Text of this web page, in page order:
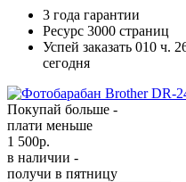
3 года гарантии
Ресурс 3000 страниц
Успей заказать 010 ч.
сегодня
Покупай больше -
плати меньше
1 500р.
в наличии -
получи в пятницу